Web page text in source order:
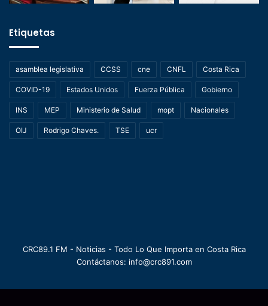
Etiquetas
asamblea legislativa CCSS cne CNFL Costa Rica
COVID-19 Estados Unidos Fuerza Pública Gobierno
INS MEP Ministerio de Salud mopt Nacionales
OIJ Rodrigo Chaves. TSE ucr
CRC89.1 FM - Noticias - Todo Lo Que Importa en Costa Rica
Contáctanos: info@crc891.com